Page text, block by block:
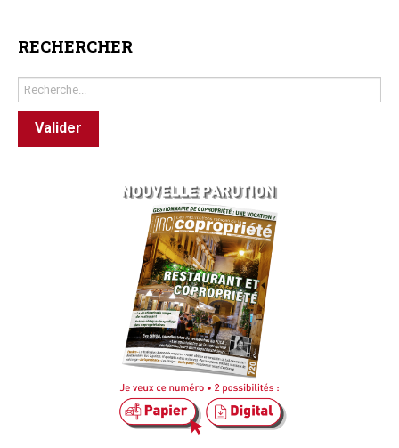
RECHERCHER
Rechercher
Valider